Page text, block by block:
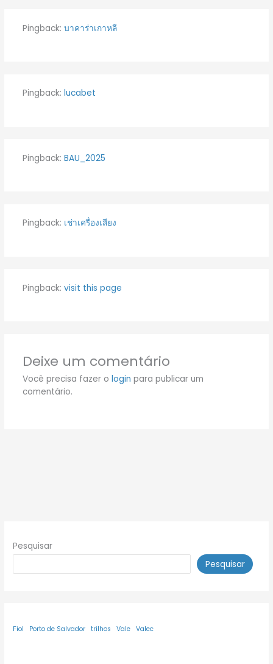
Pingback: บาคาร่าเกาหลี
Pingback: lucabet
Pingback: BAU_2025
Pingback: เช่าเครื่องเสียง
Pingback: visit this page
Deixe um comentário
Você precisa fazer o login para publicar um
comentário.
Pesquisar
Pesquisar
Fiol Porto de Salvador trilhos Vale Valec